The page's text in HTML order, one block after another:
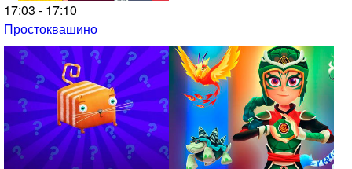
17:03 - 17:10
Простоквашино